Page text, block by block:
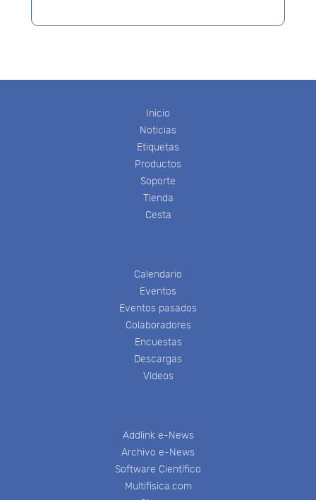
Inicio
Noticias
Etiquetas
Productos
Soporte
Tienda
Cesta
Calendario
Eventos
Eventos pasados
Colaboradores
Encuestas
Descargas
Videos
Addlink e-News
Archivo e-News
Software Científico
Multifisica.com